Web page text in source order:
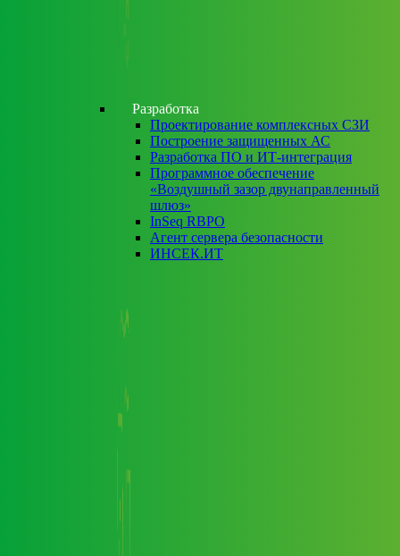
Разработка
Проектирование комплексных СЗИ
Построение защищенных АС
Разработка ПО и ИТ-интеграция
Программное обеспечение
«Воздушный зазор двунаправленный
шлюз»
InSeq RBPO
Агент сервера безопасности
ИНСЕК.ИТ